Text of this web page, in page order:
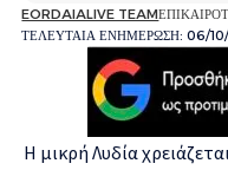
ΤΕΛΕΥΤΑΙΑ ΕΝΗΜΕΡΩΣΗ: 06/10/
EORDAIALIVE TEAM
Η μικρή Λυδία